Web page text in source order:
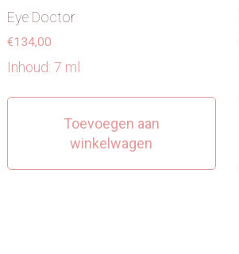
Eye Doctor
€134,00
Inhoud: 7 ml
Toevoegen aan
winkelwagen